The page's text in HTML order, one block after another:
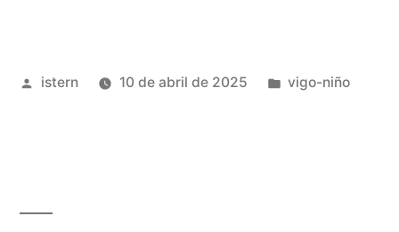
Publicado
istern 10 de abril de 2025
Publicado
vigo-niño